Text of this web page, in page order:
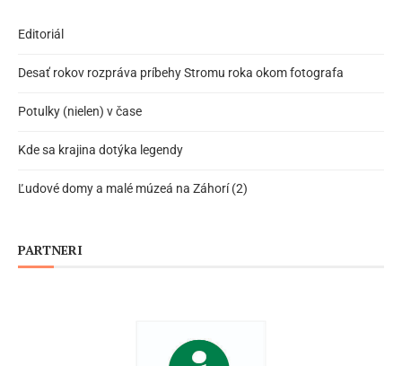
Editoriál
Desať rokov rozpráva príbehy Stromu roka okom fotografa
Potulky (nielen) v čase
Kde sa krajina dotýka legendy
Ľudové domy a malé múzeá na Záhorí (2)
PARTNERI